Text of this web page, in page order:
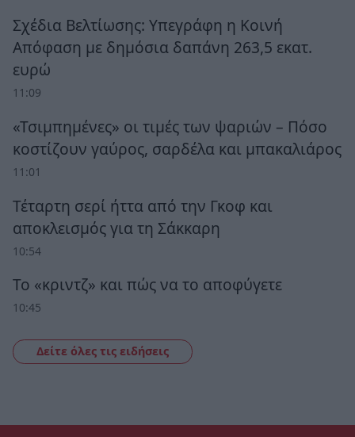
Σχέδια Βελτίωσης: Υπεγράφη η Κοινή
Απόφαση με δημόσια δαπάνη 263,5 εκατ.
ευρώ
11:09
«Τσιμπημένες» οι τιμές των ψαριών – Πόσο
κοστίζουν γαύρος, σαρδέλα και μπακαλιάρος
11:01
Τέταρτη σερί ήττα από την Γκοφ και
αποκλεισμός για τη Σάκκαρη
10:54
Το «κριντζ» και πώς να το αποφύγετε
10:45
Δείτε όλες τις ειδήσεις